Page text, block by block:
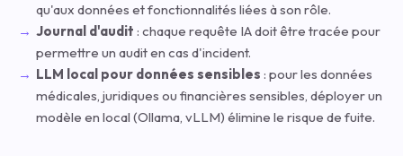
qu'aux données et fonctionnalités liées à son rôle.
Journal d'audit : chaque requête IA doit être tracée pour
permettre un audit en cas d'incident.
LLM local pour données sensibles : pour les données
médicales, juridiques ou financières sensibles, déployer un
modèle en local (Ollama, vLLM) élimine le risque de fuite.